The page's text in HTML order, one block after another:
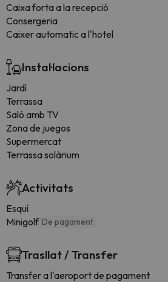
Caixa forta a la recepció
Consergeria
Caixer automatic a l'hotel
Instal·lacions
Jardí
Terrassa
Saló amb TV
Zona de juegos
Supermercat
Terrassa solàrium
Activitats
Esquí
Minigolf De pagament
Trasllat / Transfer
Transfer a l'aeroport de pagament